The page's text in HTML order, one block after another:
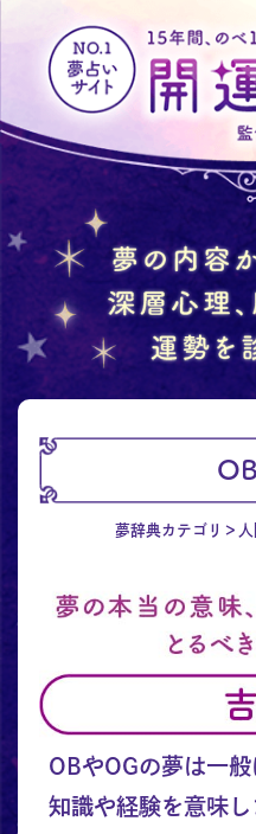
夢辞典カテゴリ
OBやOGの夢は一
知識や経験を意味